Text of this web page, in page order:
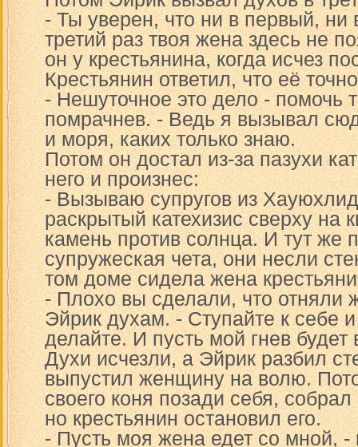
- Ты уверен, что ни в первый, ни
третий раз твоя жена здесь не
он у крестьянина, когда исчез
Крестьянин ответил, что её
- Нешуточное это дело - помочь
помрачнев. - Ведь я вызывал
и моря, каких только знаю.
Потом он достал из-за пазухи
него и произнес:
- Вызываю супругов из
раскрытый катехизис сверху на
камень против солнца. И тут же
супружеская чета, они несли
том доме сидела жена
- Плохо вы сделали, что отняли
Эйрик духам. - Ступайте к себе
делайте. И пусть мой гнев
Духи исчезли, а Эйрик разбил
выпустил женщину на волю.
своего коня позади себя, собрал
но крестьянин остановил его.
- Пусть моя жена едет со мной, -